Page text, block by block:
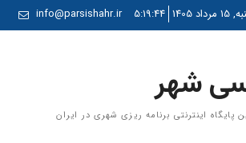
1405
5:19:45
info@parsishahr.ir
شهر
پایگاه اینترنتی برنامه ریزی شهری در ایران